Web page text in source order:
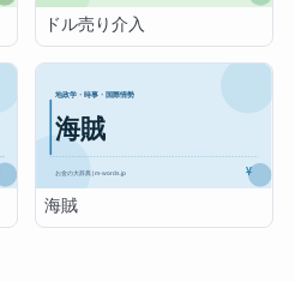
ドル売り介入
海賊